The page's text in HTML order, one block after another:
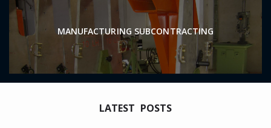
MANUFACTURING SUBCONTRACTING
LATEST POSTS